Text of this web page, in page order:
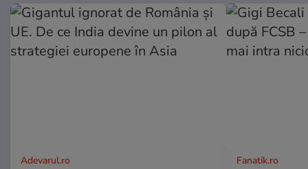
Adevarul.ro Fanatik.ro